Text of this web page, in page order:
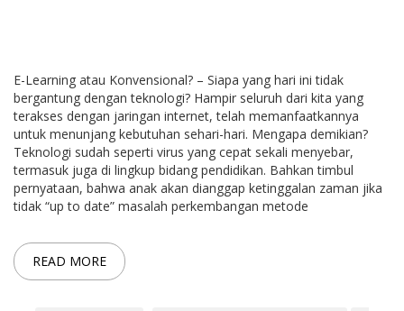
E-Learning atau Konvensional? – Siapa yang hari ini tidak
bergantung dengan teknologi? Hampir seluruh dari kita yang
terakses dengan jaringan internet, telah memanfaatkannya
untuk menunjang kebutuhan sehari-hari. Mengapa demikian?
Teknologi sudah seperti virus yang cepat sekali menyebar,
termasuk juga di lingkup bidang pendidikan. Bahkan timbul
pernyataan, bahwa anak akan dianggap ketinggalan zaman jika
tidak “up to date” masalah perkembangan metode
READ MORE